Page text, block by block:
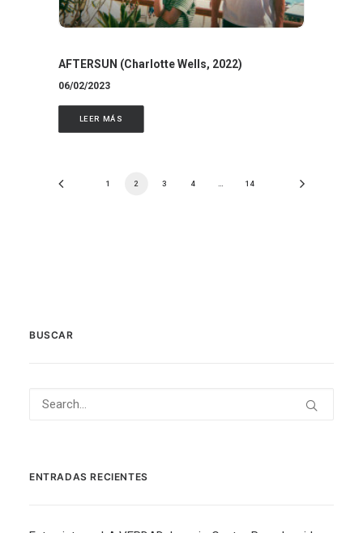
AFTERSUN (Charlotte Wells, 2022)
06/02/2023
LEER MÁS
1 2 3 4 14
BUSCAR
ENTRADAS RECIENTES